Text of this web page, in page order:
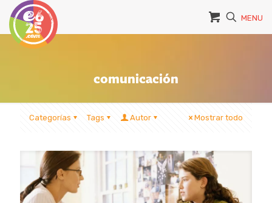
MENU
comunicación
Categorías Tags Autor Mostrar todo